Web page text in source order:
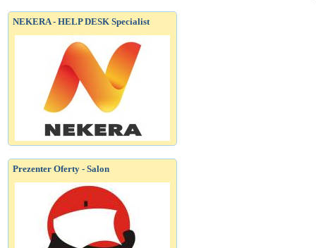
NEKERA - HELP DESK Specialist
Prezenter Oferty - Salon